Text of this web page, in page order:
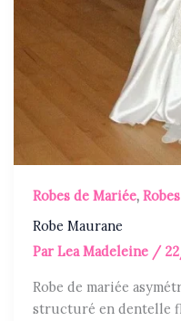
Robes de Mariée,
Robe Maurane
ParLea Madeleine /
Robe de mariée
structuré en dentelle